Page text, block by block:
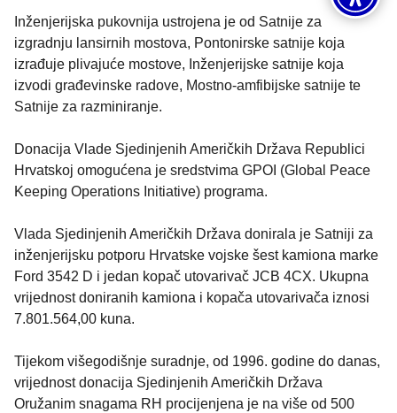
Inženjerijska pukovnija ustrojena je od Satnije za
izgradnju lansirnih mostova, Pontonirske satnije koja
izrađuje plivajuće mostove, Inženjerijske satnije koja
izvodi građevinske radove, Mostno-amfibijske satnije te
Satnije za razminiranje.
Donacija Vlade Sjedinjenih Američkih Država Republici
Hrvatskoj omogućena je sredstvima GPOI (Global Peace
Keeping Operations Initiative) programa.
Vlada Sjedinjenih Američkih Država donirala je Satniji za
inženjerijsku potporu Hrvatske vojske šest kamiona marke
Ford 3542 D i jedan kopač utovarivač JCB 4CX. Ukupna
vrijednost doniranih kamiona i kopača utovarivača iznosi
7.801.564,00 kuna.
Tijekom višegodišnje suradnje, od 1996. godine do danas,
vrijednost donacija Sjedinjenih Američkih Država
Oružanim snagama RH procijenjena je na više od 500